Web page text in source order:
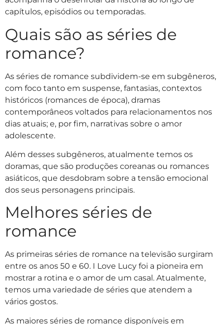
capítulos, episódios ou temporadas.
Quais são as séries de
romance?
As séries de romance subdividem-se em subgêneros,
com foco tanto em suspense, fantasias, contextos
históricos (romances de época), dramas
contemporâneos voltados para relacionamentos nos
dias atuais; e, por fim, narrativas sobre o amor
adolescente.
Além desses subgêneros, atualmente temos os
doramas, que são produções coreanas ou romances
asiáticos, que desdobram sobre a tensão emocional
dos seus personagens principais.
Melhores séries de
romance
As primeiras séries de romance na televisão surgiram
entre os anos 50 e 60. I Love Lucy foi a pioneira em
mostrar a rotina e o amor de um casal. Atualmente,
temos uma variedade de séries que atendem a
vários gostos.
As maiores séries de romance disponíveis em